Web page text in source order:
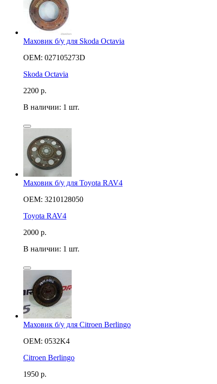
Маховик б/у для Skoda Octavia
OEM: 027105273D
Skoda Octavia
2200 р.
В наличии: 1 шт.
Маховик б/у для Toyota RAV4
OEM: 3210128050
Toyota RAV4
2000 р.
В наличии: 1 шт.
Маховик б/у для Citroen Berlingo
OEM: 0532K4
Citroen Berlingo
1950 р.